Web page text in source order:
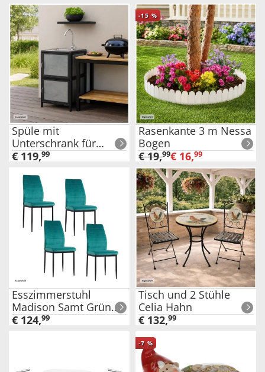
Spüle mit
Unterschrank für
Outdoorküche Grau
€ 119,99
-15 %
Rasenkante 3 m Nessa
Bogen
€19,99€ 16,99
Esszimmerstuhl
Madison Samt Grün
4er-Set
€ 124,99
Tisch und 2 Stühle
Celia Hahn
€ 132,99
-7 %